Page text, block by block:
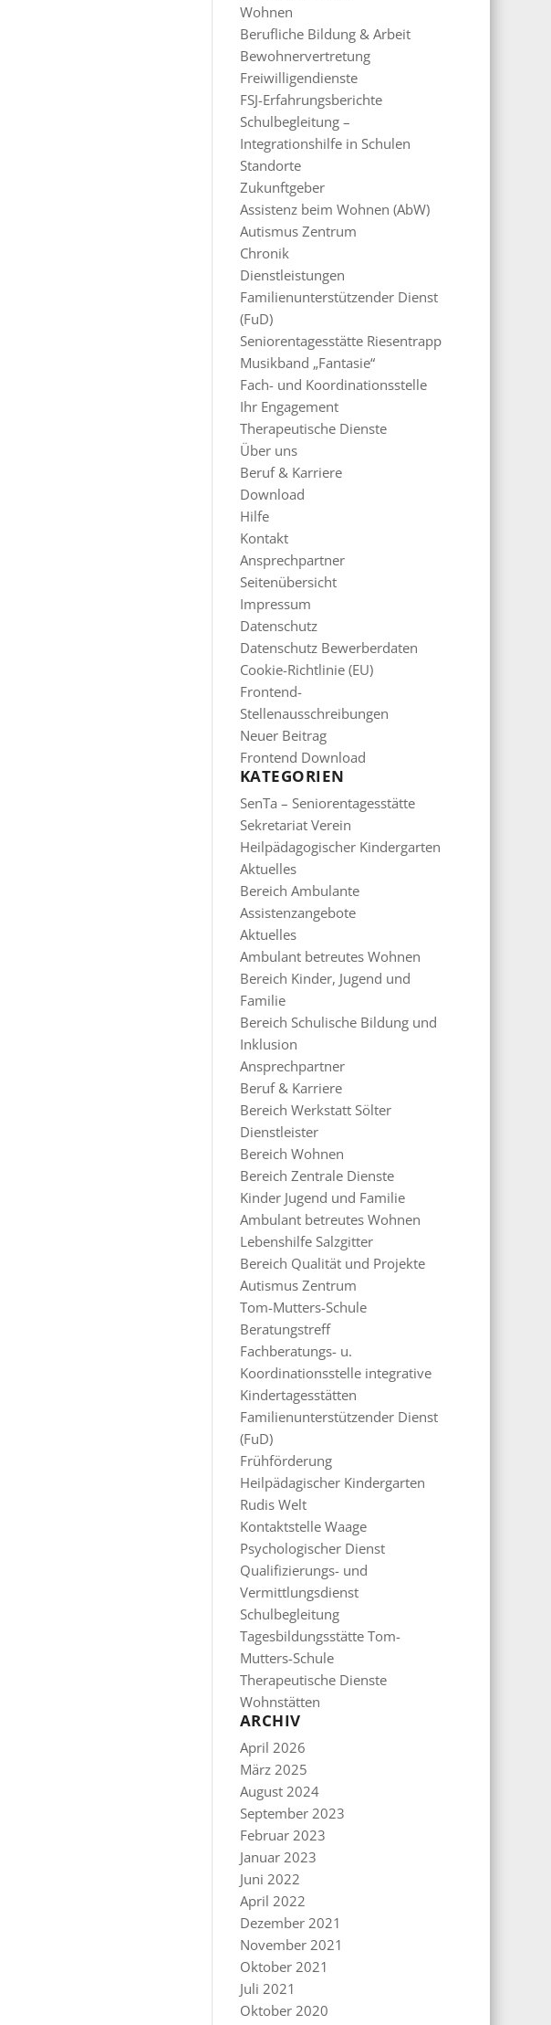
Wohnen
Berufliche Bildung & Arbeit
Bewohnervertretung
Freiwilligendienste
FSJ-Erfahrungsberichte
Schulbegleitung –
Integrationshilfe in Schulen
Standorte
Zukunftgeber
Assistenz beim Wohnen (AbW)
Autismus Zentrum
Chronik
Dienstleistungen
Familienunterstützender Dienst
(FuD)
Seniorentagesstätte Riesentrapp
Musikband „Fantasie“
Fach- und Koordinationsstelle
Ihr Engagement
Therapeutische Dienste
Über uns
Beruf & Karriere
Download
Hilfe
Kontakt
Ansprechpartner
Seitenübersicht
Impressum
Datenschutz
Datenschutz Bewerberdaten
Cookie-Richtlinie (EU)
Frontend-
Stellenausschreibungen
Neuer Beitrag
Frontend Download
KATEGORIEN
SenTa – Seniorentagesstätte
Sekretariat Verein
Heilpädagogischer Kindergarten
Aktuelles
Bereich Ambulante
Assistenzangebote
Aktuelles
Ambulant betreutes Wohnen
Bereich Kinder, Jugend und
Familie
Bereich Schulische Bildung und
Inklusion
Ansprechpartner
Beruf & Karriere
Bereich Werkstatt Sölter
Dienstleister
Bereich Wohnen
Bereich Zentrale Dienste
Kinder Jugend und Familie
Ambulant betreutes Wohnen
Lebenshilfe Salzgitter
Bereich Qualität und Projekte
Autismus Zentrum
Tom-Mutters-Schule
Beratungstreff
Fachberatungs- u.
Koordinationsstelle integrative
Kindertagesstätten
Familienunterstützender Dienst
(FuD)
Frühförderung
Heilpädagischer Kindergarten
Rudis Welt
Kontaktstelle Waage
Psychologischer Dienst
Qualifizierungs- und
Vermittlungsdienst
Schulbegleitung
Tagesbildungsstätte Tom-
Mutters-Schule
Therapeutische Dienste
Wohnstätten
ARCHIV
April 2026
März 2025
August 2024
September 2023
Februar 2023
Januar 2023
Juni 2022
April 2022
Dezember 2021
November 2021
Oktober 2021
Juli 2021
Oktober 2020